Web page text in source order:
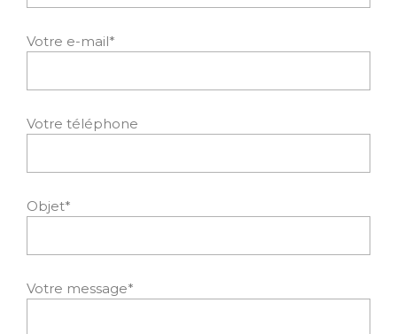
Votre e-mail*
Votre téléphone
Objet*
Votre message*